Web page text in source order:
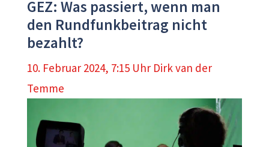
GEZ: Was passiert, wenn man
den Rundfunkbeitrag nicht
bezahlt?
10. Februar 2024, 7:15 Uhr Dirk van der
Temme